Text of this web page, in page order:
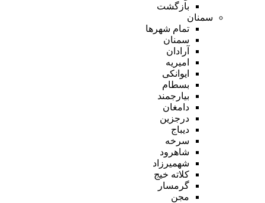
بازگشت
سمنان
تمام شهر‌ها
سمنان
آرادان
امیریه
ایوانکی
بسطام
بیارجمند
دامغان
درجزین
دیباج
سرخه
شاهرود
شهمیرزاد
کلاته خیج
گرمسار
مجن